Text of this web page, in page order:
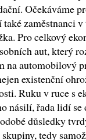
Očekáváme
zaměstnanci
Pro celkový
aut, který
na automobilový
existenční
Ruku v ruce s
násilí, řada lidí
důsledky
tedy